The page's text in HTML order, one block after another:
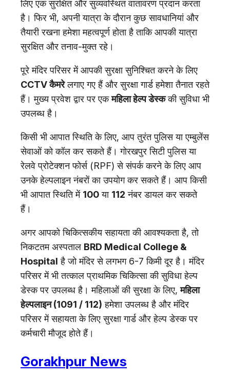
लिए एक सुरक्षित और सुव्यवस्थित वातावरण प्रदान करता
है। फिर भी, अपनी यात्रा के दौरान कुछ सावधानियां और
तैयारी रखना हमेशा महत्वपूर्ण होता है ताकि आपकी यात्रा
सुरक्षित और तनाव-मुक्त रहे।
पूरे मंदिर परिसर में आपकी सुरक्षा सुनिश्चित करने के लिए
CCTV कैमरेलगाए गए हैं और सुरक्षा गार्ड हमेशा तैनात रहते
हैं। मुख्य प्रवेश द्वार पर एकमहिला हेल्प डेस्ककी सुविधा भी
उपलब्ध है।
किसी भी आपात स्थिति के लिए, आप तुरंत पुलिस या एम्बुलेंस
सेवाओं को कॉल कर सकते हैं। गोरखपुर सिटी पुलिस या
रेलवे प्रोटेक्शन फोर्स (RPF) से संपर्क करने के लिए आप
उनके हेल्पलाइन नंबरों का उपयोग कर सकते हैं। आप किसी
भी आपात स्थिति में 100या 112 नंबर डायल कर सकते
हैं।
अगर आपको चिकित्सकीय सहायता की आवश्यकता है, तो
निकटतम अस्पताल BRD Medical College &
Hospital है जो मंदिर से लगभग 6-7 किमी दूर है। मंदिर
परिसर में भी तत्काल प्राथमिक चिकित्सा की सुविधा हेल्प
डेस्क पर उपलब्ध है। महिलाओं की सुरक्षा के लिए,महिला
हेल्पलाइन (1091 / 112) हमेशा उपलब्ध है और मंदिर
परिसर में सहायता के लिए सुरक्षा गार्ड और हेल्प डेस्क पर
कर्मचारी मौजूद होते हैं।
Gorakhpur News